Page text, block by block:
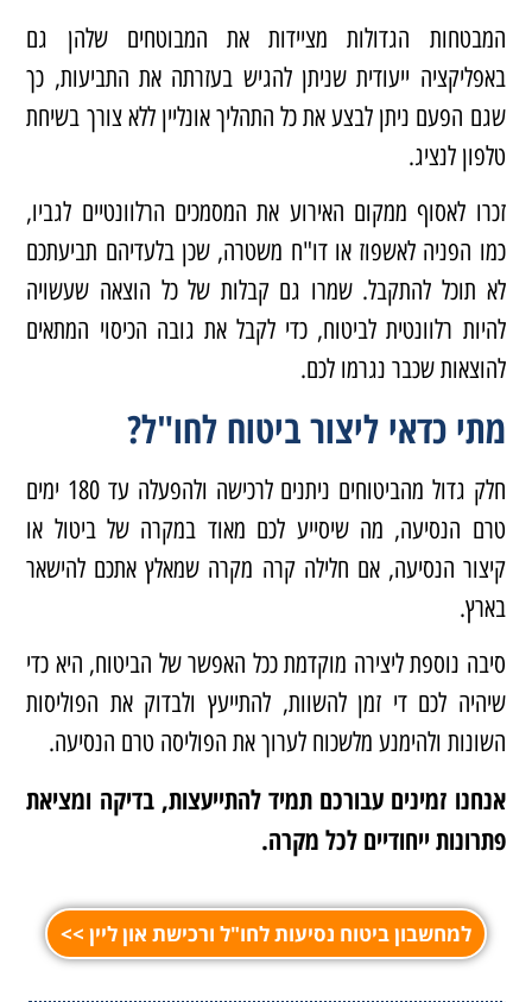
המבטחות הגדולות מציידות את המבוטחים שלהן גם
באפליקציה ייעודית שניתן להגיש בעזרתה את התביעות, כך
שגם הפעם ניתן לבצע את כל התהליך אונליין ללא צורך בשיחת
טלפון לנציג.
זכרו לאסוף ממקום האירוע את המסמכים הרלוונטיים לגביו,
כמו הפניה לאשפוז או דו"ח משטרה, שכן בלעדיהם תביעתכם
לא תוכל להתקבל. שמרו גם קבלות של כל הוצאה שעשויה
להיות רלוונטית לביטוח, כדי לקבל את גובה הכיסוי המתאים
להוצאות שכבר נגרמו לכם.
מתי כדאי ליצור ביטוח לחו"ל?
חלק גדול מהביטוחים ניתנים לרכישה ולהפעלה עד 180 ימים
טרם הנסיעה, מה שיסייע לכם מאוד במקרה של ביטול או
קיצור הנסיעה, אם חלילה קרה מקרה שמאלץ אתכם להישאר
בארץ.
סיבה נוספת ליצירה מוקדמת ככל האפשר של הביטוח, היא כדי
שיהיה לכם די זמן להשוות, להתייעץ ולבדוק את הפוליסות
השונות ולהימנע מלשכוח לערוך את הפוליסה טרם הנסיעה.
אנחנו זמינים עבורכם תמיד להתייעצות, בדיקה ומציאת
פתרונות ייחודיים לכל מקרה.
למחשבון ביטוח נסיעות לחו"ל ורכישת און ליין >>